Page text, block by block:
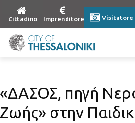
Cittadino Imprenditore Visitatore
«ΔΑΣΟΣ, πηγή
Ζωής» στην